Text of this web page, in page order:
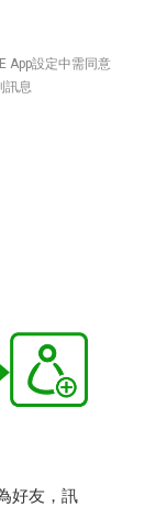
App設定中需同意
訊息
好友，訊